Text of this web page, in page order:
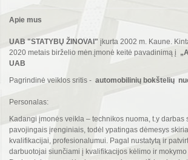
Apie mus
UAB "STATYBŲ ŽINOVAI" įkurta 2002 m. Kaune.
2020 metais birželio mėn.įmonė keitė pavadinimą į
UAB
Pagrindinė veiklos sritis - automobilinių bokštelių
Personalas:
Kadangi įmonės veikla – technikos nuoma, t.y darbas
pavojingais įrenginiais, todėl ypatingas dėmesys
kvalifikacijai, profesionalumui. Pagal nustatytą ir
darbuotojai siunčiami į kvalifikacijos kėlimo ir mokymo